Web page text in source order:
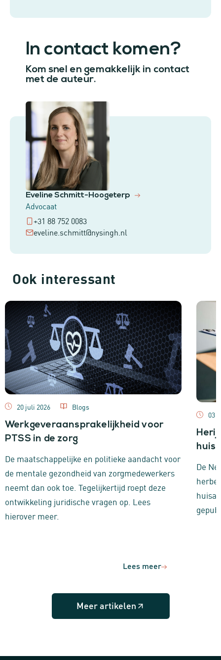
In contact komen?
Kom snel en gemakkelijk in contact
met de auteur.
Eveline Schmitt-Hoogeterp
Advocaat
+31 88 752 0083
eveline.schmitt@nysingh.nl
Ook interessant
20 juli 2026
Blogs
Werkgeveraansprakelijkheid voor
PTSS in de zorg
De maatschappelijke en politieke aandacht voor
de mentale gezondheid van zorgmedewerkers
neemt dan ook toe. Tegelijkertijd roept deze
ontwikkeling juridische vragen op. Lees
hierover meer.
Lees meer
03
De
Meer artikelen